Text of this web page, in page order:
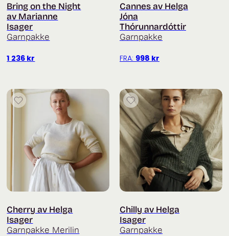
Bring on the Night
av Marianne
Isager
Garnpakke
1 236 kr
Cannes av Helga
Jóna
Thórunnardóttir
Garnpakke
FRA: 998 kr
Cherry av Helga
Isager
Garnpakke Merilin
Chilly av Helga
Isager
Garnpakke